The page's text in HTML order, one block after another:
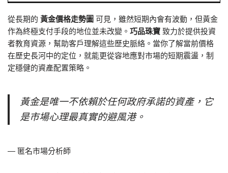
從長期的 黃金價格走勢圖 可見，雖然短期內會有波動，但黃金
作為終極支付手段的地位並未改變。 巧品珠寶 致力於提供投資
者教育資源，幫助客戶理解這些歷史脈絡。當你了解當前價格
在歷史長河中的定位，就能更從容地應對市場的短期震盪，制
定穩健的資產配置策略。
黃金是唯一不依賴於任何政府承諾的資產，它
是市場心理最真實的避風港。
— 匿名市場分析師